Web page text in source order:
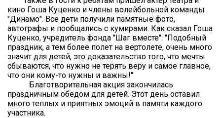
кино Гоша Куценко и члены волейбольной команды
"Динамо". Все дети получили памятные фото,
автографы и пообщались с кумирами. Как сказал Гоша
Куценко, учредитель фонда "Шаг вместе": "Подобный
праздник, а тем более полет на вертолете, очень много
значит для детей, это доказательство того, что мечты
сбываются, что нужно не терять веру и самое главное,
что они кому-то нужны и важны!"
Благотворительная акция закончилась
праздничным обедом для детей. Этот день оставил
много теплых и приятных эмоций в памяти каждого
участника.